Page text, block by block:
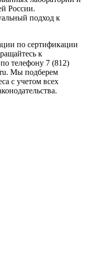
России.
подход к
по сертификации
к
телефону 7 (812)
Мы подберем
с учетом всех